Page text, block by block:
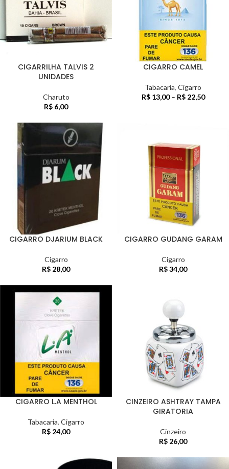
CIGARRILHA TALVIS 2
UNIDADES
Charuto
R$ 6,00
CIGARRO CAMEL
Tabacaria, Cigarro
R$13,00 – R$22,50
CIGARRO DJARIUM BLACK
Cigarro
R$ 28,00
CIGARRO GUDANG GARAM
Cigarro
R$34,00
CIGARRO L.A MENTHOL
Tabacaria, Cigarro
R$ 24,00
CINZEIRO ASHTRAY TAMPA
GIRATORIA
Cinzeiro
R$ 26,00